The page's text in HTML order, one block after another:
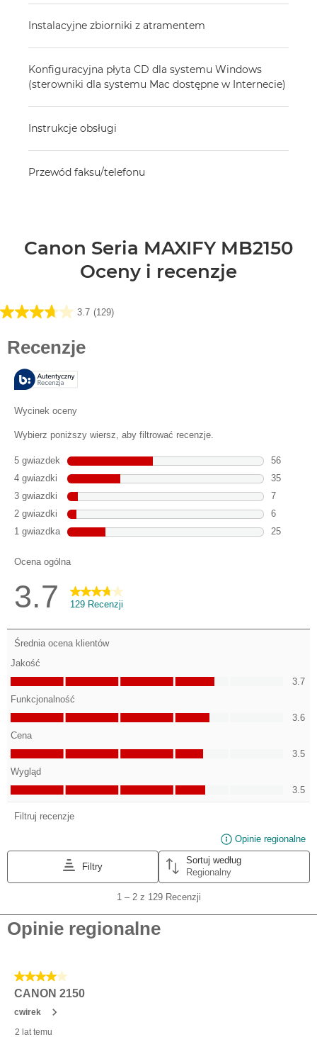
Instalacyjne zbiorniki z atramentem
Konfiguracyjna płyta CD dla systemu Windows
(sterowniki dla systemu Mac dostępne w Internecie)
Instrukcje obsługi
Przewód faksu/telefonu
Canon Seria MAXIFY MB2150
Oceny i recenzje
3.7 (129)
3.7
129
Recenzji